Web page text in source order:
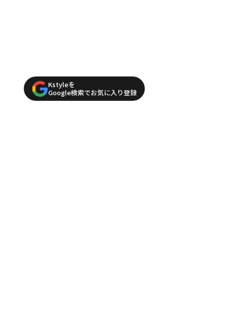
Kstyleを
Google検索でお気に入り登録